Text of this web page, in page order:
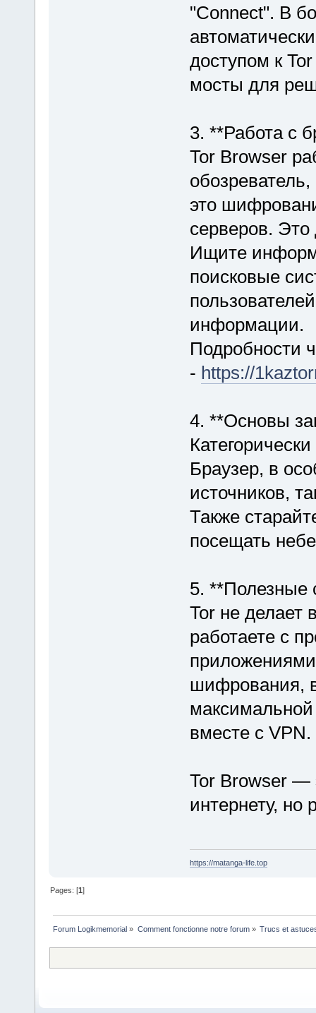
"Connect". В
доступом к
мосты для
3. **Работа с
Tor Browser
это
серверов.
Ищите
поисковые
информации.
Подробности
- https://
4. **Основы
Браузер, в
источников,
Также
посещать
5. **Полезные
Tor не
работаете с
шифрования,
максимальной
вместе с VPN.
Tor Browser —
интернету, но
https://matanga-life.top
Pages: [1]
Forum Logikmemorial » Comment fonctionne notre forum» Trucs et